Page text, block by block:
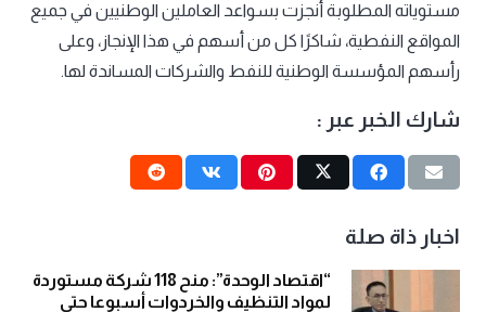
مستوياته المطلوبة أُنجزت بسواعد العاملين الوطنيين في جميع
المواقع النفطية، شاكرًا كل من أسهم في هذا الإنجاز، وعلى
رأسهم المؤسسة الوطنية للنفط والشركات المساندة لها.
شارك الخبر عبر :
اخبار ذاة صلة
“اقتصاد الوحدة”: منح 118 شركة مستوردة
لمواد التنظيف والخردوات أسبوعا حتى